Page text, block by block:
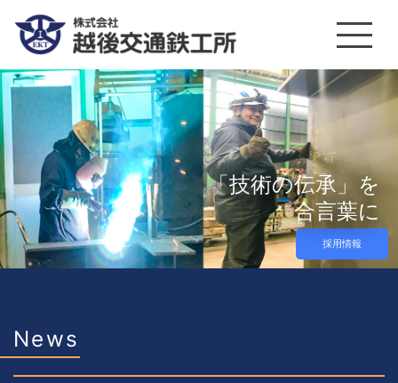
採用情報
「技術の伝承 」 を
合言葉に
News